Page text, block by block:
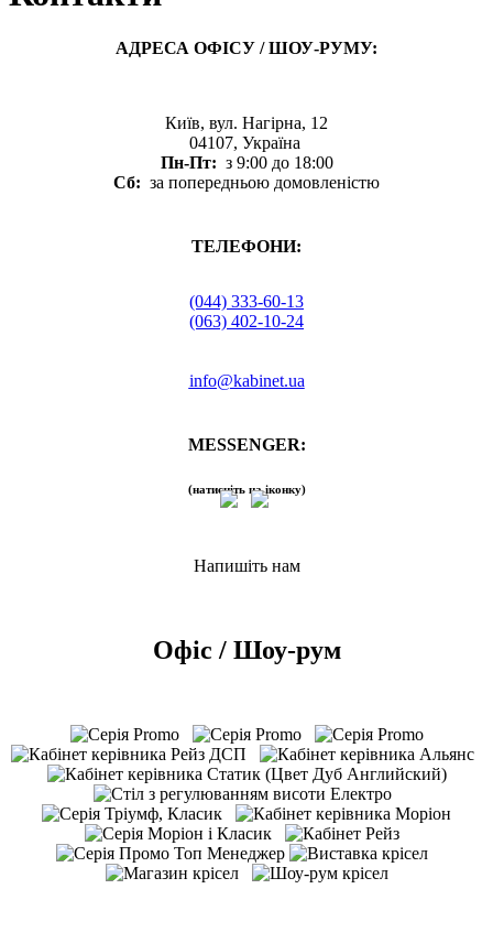
АДРЕСА ОФІСУ / ШОУ-РУМУ:
Київ, вул. Нагірна, 12
04107, Україна
Пн-Пт: з 9:00 до 18:00
Сб: за попередньою домовленістю
ТЕЛЕФОНИ:
(044) 333-60-13
(063) 402-10-24
info@kabinet.ua
MESSENGER:
(натисніть на іконку)
Напишіть нам
Офіс / Шоу-рум